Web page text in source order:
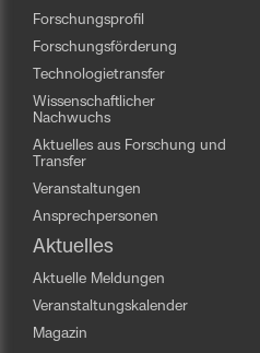
Forschungsprofil
Forschungsförderung
Technologietransfer
Wissenschaftlicher
Nachwuchs
Aktuelles aus Forschung und
Transfer
Veranstaltungen
Ansprechpersonen
Aktuelles
Aktuelle Meldungen
Veranstaltungskalender
Magazin